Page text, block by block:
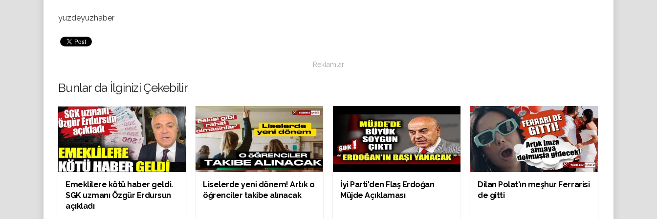
yuzdeyuzhaber
Reklamlar
Bunlar da İlginizi Çekebilir
Emeklilere kötü haber geldi.
SGK uzmanı Özgür Erdursun
açıkladı
Liselerde yeni dönem! Artık o
öğrenciler takibe alınacak
İyi Parti'den Flaş Erdoğan
Müjde Açıklaması
Dilan Polat'ın meşhur Ferrarisi
de gitti